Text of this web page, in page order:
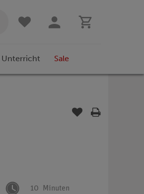
Unterricht Sale
10 Minuten